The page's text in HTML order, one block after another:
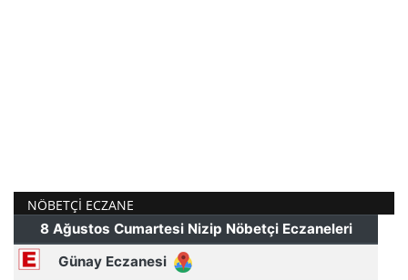
NÖBETÇI ECZANE